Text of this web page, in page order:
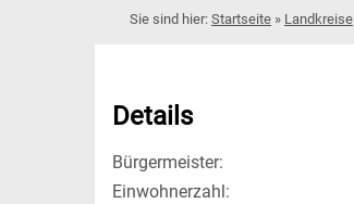
Startseite » Landkreise
Details
Bürgermeister:
Einwohnerzahl: